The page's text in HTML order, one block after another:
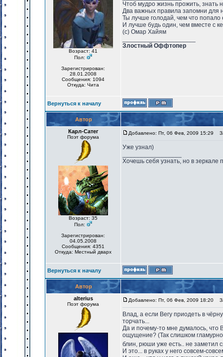
Возраст: 41
Пол:
Зарегистрирован:
28.01.2008
Сообщения: 1094
Откуда: Чита
Чтоб мудро жизнь прожить, знать
Два важных правила запомни для
Ты лучше голодай, чем что попало
И лучше будь один, чем вместе с
(с) Омар Хайям
Злостный Оффтопер
Вернуться к началу
Автор
Карл-Сатег
Поэт форума
Возраст: 35
Пол:
Зарегистрирован:
04.05.2008
Сообщения: 4351
Откуда: Местный дварх
Добавлено: Пт, 06 Фев, 2009 15:29
Уже узнал)
Хочешь себя узнать, но в зеркале
Вернуться к началу
Автор
alterius
Поэт форума
Добавлено: Пт, 06 Фев, 2009 18:20
Влад, а если Вегу приодеть в
торчать...
Да и почему-то мне думалось, что
ощущение? (Так слишком
блин, рюши уже есть.. не заметил
И это... в руках у него совсем-